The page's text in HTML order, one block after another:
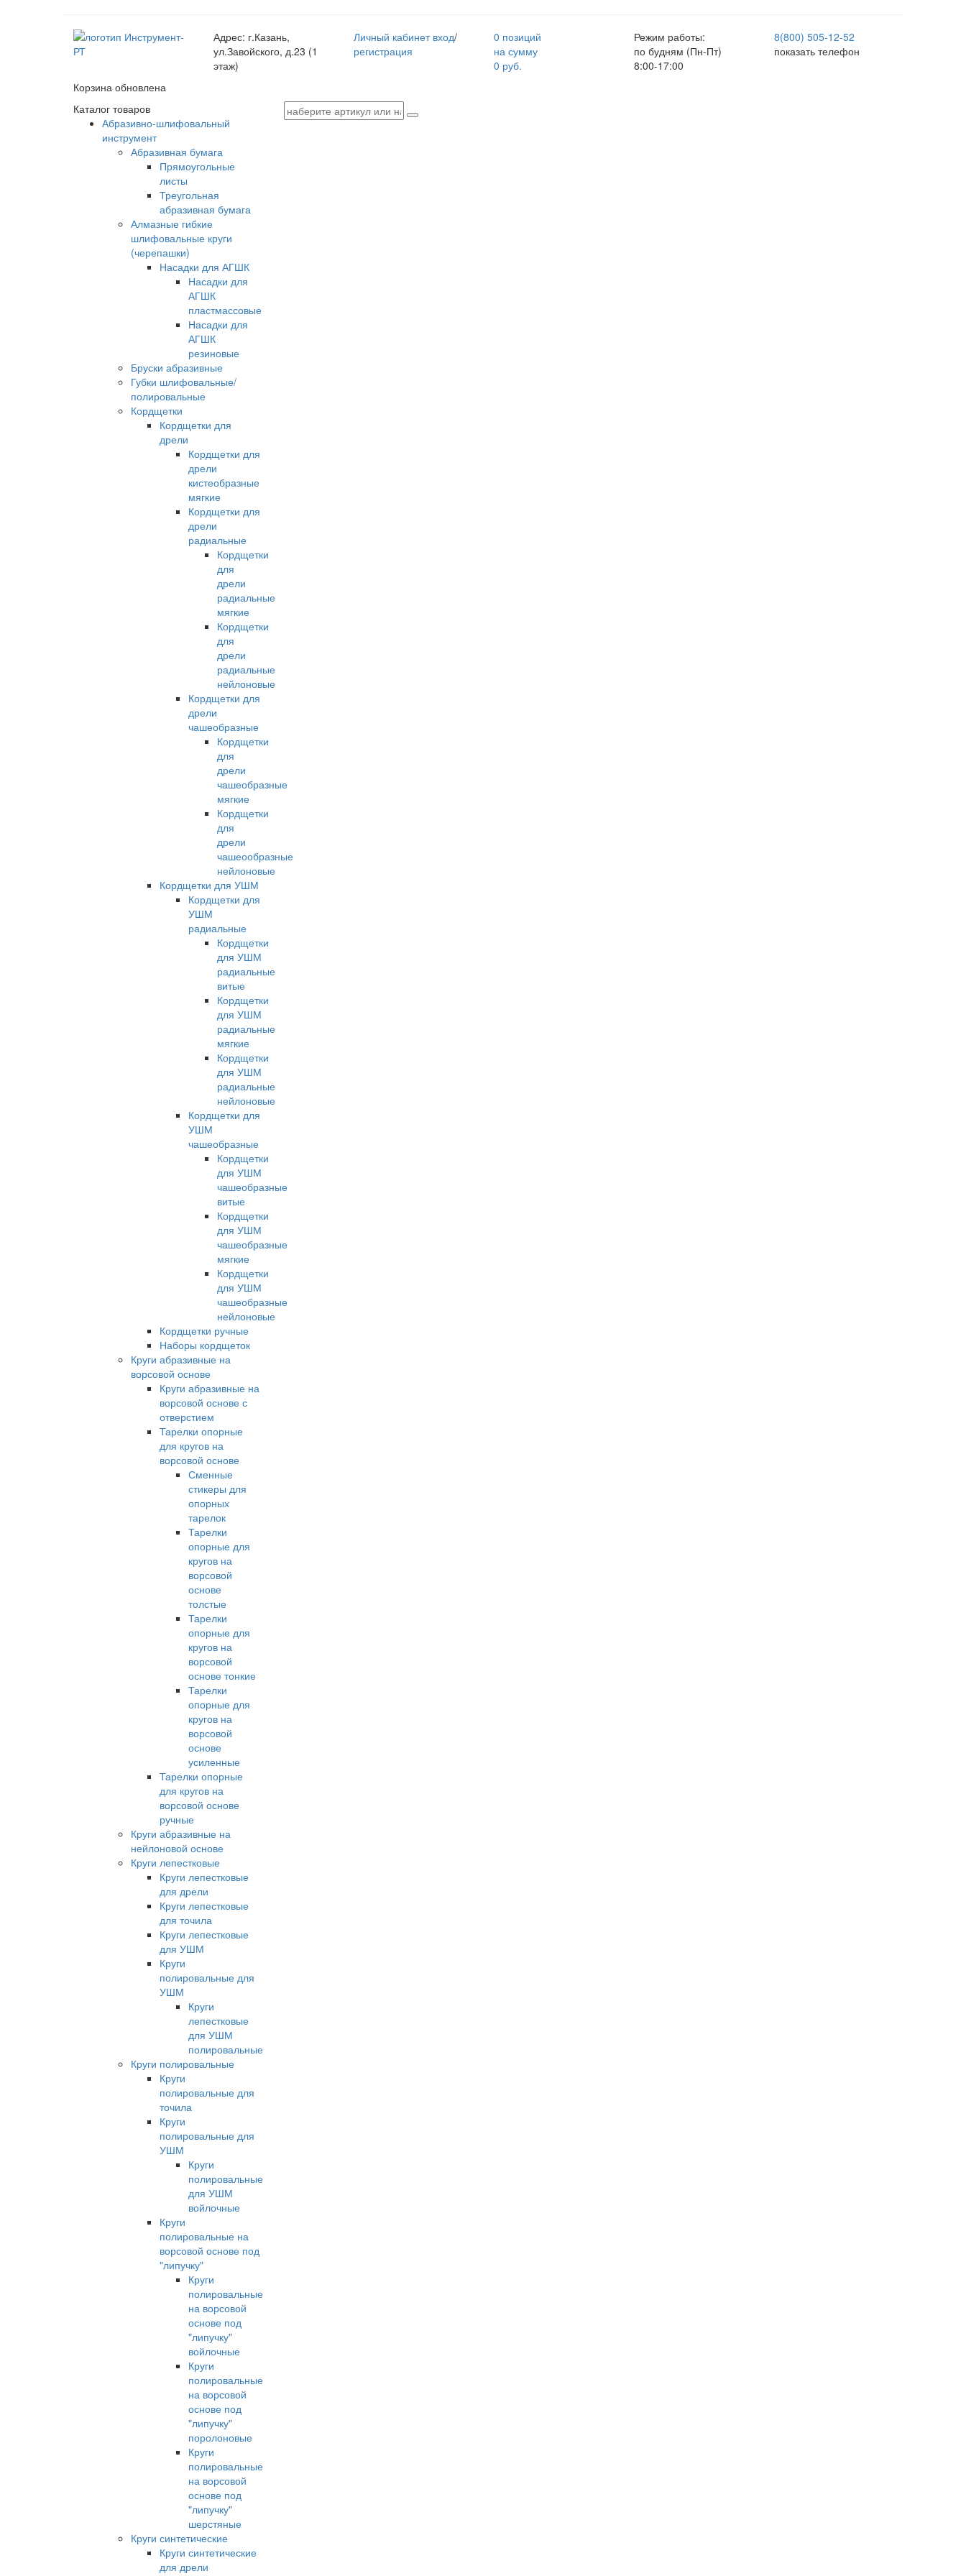
Адрес: г.Казань,
ул.Завойского, д.23 (1
этаж)
Личный кабинет вход/
регистрация
0 позиций
на сумму
0 руб.
Режим работы:
по будням (Пн-Пт)
8:00-17:00
8(800) 505-12-52
показать телефон
Корзина обновлена
Каталог товаров
Абразивно-шлифовальный
инструмент
Абразивная бумага
Прямоугольные
листы
Треугольная
абразивная бумага
Алмазные гибкие
шлифовальные круги
(черепашки)
Насадки для АГШК
Насадки для
АГШК
пластмассовые
Насадки для
АГШК
резиновые
Бруски абразивные
Губки шлифовальные/
полировальные
Кордщетки
Кордщетки для
дрели
Кордщетки для
дрели
кистеобразные
мягкие
Кордщетки для
дрели
радиальные
Кордщетки
для
дрели
радиальные
мягкие
Кордщетки
для
дрели
радиальные
нейлоновые
Кордщетки для
дрели
чашеобразные
Кордщетки
для
дрели
чашеобразные
мягкие
Кордщетки
для
дрели
чашеообразные
нейлоновые
Кордщетки для УШМ
Кордщетки для
УШМ
радиальные
Кордщетки
для УШМ
радиальные
витые
Кордщетки
для УШМ
радиальные
мягкие
Кордщетки
для УШМ
радиальные
нейлоновые
Кордщетки для
УШМ
чашеобразные
Кордщетки
для УШМ
чашеобразные
витые
Кордщетки
для УШМ
чашеобразные
мягкие
Кордщетки
для УШМ
чашеобразные
нейлоновые
Кордщетки ручные
Наборы кордщеток
Круги абразивные на
ворсовой основе
Круги абразивные на
ворсовой основе с
отверстием
Тарелки опорные
для кругов на
ворсовой основе
Сменные
стикеры для
опорных
тарелок
Тарелки
опорные для
кругов на
ворсовой
основе
толстые
Тарелки
опорные для
кругов на
ворсовой
основе тонкие
Тарелки
опорные для
кругов на
ворсовой
основе
усиленные
Тарелки опорные
для кругов на
ворсовой основе
ручные
Круги абразивные на
нейлоновой основе
Круги лепестковые
Круги лепестковые
для дрели
Круги лепестковые
для точила
Круги лепестковые
для УШМ
Круги
полировальные для
УШМ
Круги
лепестковые
для УШМ
полировальные
Круги полировальные
Круги
полировальные для
точила
Круги
полировальные для
УШМ
Круги
полировальные
для УШМ
войлочные
Круги
полировальные на
ворсовой основе под
"липучку"
Круги
полировальные
на ворсовой
основе под
"липучку"
войлочные
Круги
полировальные
на ворсовой
основе под
"липучку"
поролоновые
Круги
полировальные
на ворсовой
основе под
"липучку"
шерстяные
Круги синтетические
Круги синтетические
для дрели